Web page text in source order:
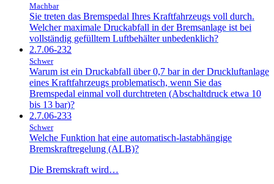
Machbar
Sie treten das Bremspedal Ihres Kraftfahrzeugs voll durch.
Welcher maximale Druckabfall in der Bremsanlage ist bei
vollständig gefülltem Luftbehälter unbedenklich?
2.7.06-232
Schwer
Warum ist ein Druckabfall über 0,7 bar in der Druckluftanlage
eines Kraftfahrzeugs problematisch, wenn Sie das
Bremspedal einmal voll durchtreten (Abschaltdruck etwa 10
bis 13 bar)?
2.7.06-233
Schwer
Welche Funktion hat eine automatisch-lastabhängige
Bremskraftregelung (ALB)?
Die Bremskraft wird…